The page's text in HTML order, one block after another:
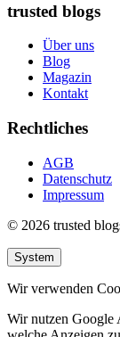
trusted blogs
Über uns
Blog
Magazin
Kontakt
Rechtliches
AGB
Datenschutz
Impressum
© 2026 trusted
System
Wir verwenden
Wir nutzen Google